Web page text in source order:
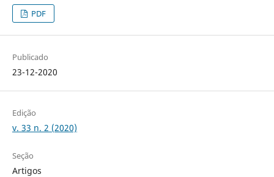
PDF
Publicado
23-12-2020
Edição
v. 33 n. 2 (2020)
Seção
Artigos